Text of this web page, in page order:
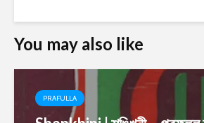
You may also like
PRAFULLA